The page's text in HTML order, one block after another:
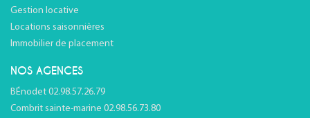
Gestion locative
Locations saisonnières
Immobilier de placement
NOS AGENCES
BÉnodet 02.98.57.26.79
Combrit sainte-marine 02.98.56.73.80